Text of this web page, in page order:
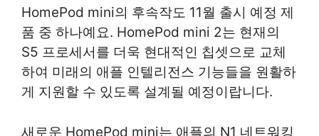
HomePod mini의 후속작도 11월 출시 예정 제
품 중 하나예요. HomePod mini 2는 현재의
S5 프로세서를 더욱 현대적인 칩셋으로 교체
하여 미래의 애플 인텔리전스 기능들을 원활하
게 지원할 수 있도록 설계될 예정이랍니다.
새로운 HomePod mini는 애플의 N1 네트워킹